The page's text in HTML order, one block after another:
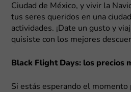
Ciudad de México, y vivir la
tus seres queridos en una
actividades. ¡Date un gusto y
quisiste con los mejores
Black Flight Days: los precios
Si estás esperando el momento